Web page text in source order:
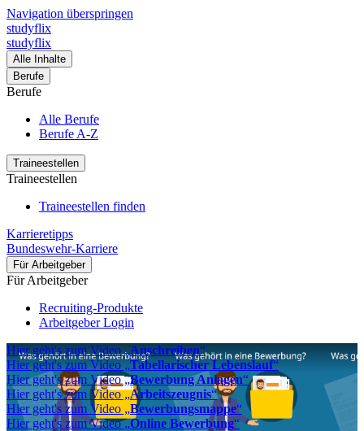
Navigation überspringen
studyflix
studyflix
Alle Inhalte
Berufe
Berufe
Alle Berufe
Berufe A-Z
Traineestellen
Traineestellen
Traineestellen finden
Karrieretipps
Bundeswehr-Karriere
Für Arbeitgeber
Für Arbeitgeber
Recruiting-Produkte
Arbeitgeber Login
Hier geht's zum Video „Anschreiben“
Hier geht's zum Video „Tabellarischer Lebenslauf“
Hier geht's zum Video „Bewerbung Anlagen“
Hier geht's zum Video „Arbeitszeugnis“
Hier geht's zum Video „Bewerbungsmappe“
Hier geht's zum Video „Online Bewerbung“